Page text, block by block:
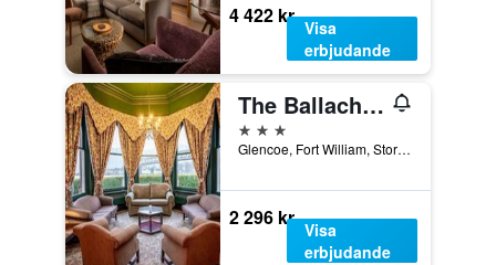
4 422 kr
Visa
erbjudande
The Ballachulish Hotel
3 stjärnor
Glencoe, Fort William, Storbritannien
2 296 kr
Visa
erbjudande